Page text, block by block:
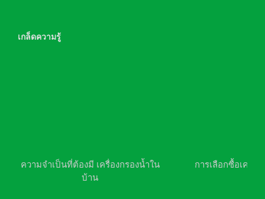
เกล็ดความรู้
ความจำเป็นที่ต้องมี เครื่องกรองน้ำใน
บ้าน
การเลือกซื้อเครื่อ